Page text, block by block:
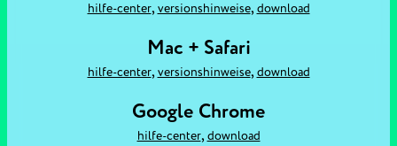
hilfe-center, versionshinweise, download
Mac + Safari
hilfe-center, versionshinweise, download
Google Chrome
hilfe-center, download